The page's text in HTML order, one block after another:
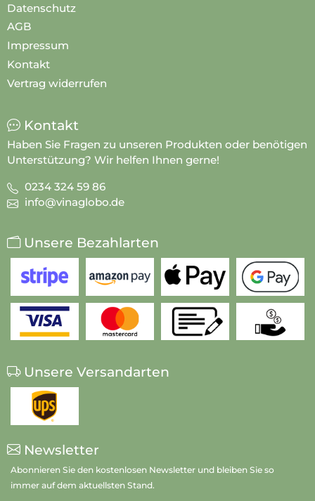
Datenschutz
AGB
Impressum
Kontakt
Vertrag widerrufen
Kontakt
Haben Sie Fragen zu unseren Produkten oder benötigen
Unterstützung? Wir helfen Ihnen gerne!
0234 324 59 86
info@vinaglobo.de
Unsere Bezahlarten
Unsere Versandarten
Newsletter
Abonnieren Sie den kostenlosen Newsletter und bleiben Sie so
immer auf dem aktuellsten Stand.